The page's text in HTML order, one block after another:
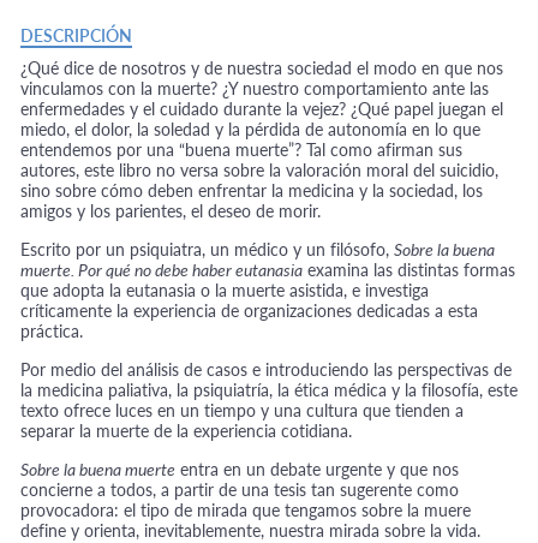
DESCRIPCIÓN
¿Qué dice de nosotros y de nuestra sociedad el modo en que nos
vinculamos con la muerte? ¿Y nuestro comportamiento ante las
enfermedades y el cuidado durante la vejez? ¿Qué papel juegan el
miedo, el dolor, la soledad y la pérdida de autonomía en lo que
entendemos por una “buena muerte”? Tal como afirman sus
autores, este libro no versa sobre la valoración moral del suicidio,
sino sobre cómo deben enfrentar la medicina y la sociedad, los
amigos y los parientes, el deseo de morir.
Escrito por un psiquiatra, un médico y un filósofo, Sobre la buena
muerte. Por qué no debe haber eutanasia examina las distintas formas
que adopta la eutanasia o la muerte asistida, e investiga
críticamente la experiencia de organizaciones dedicadas a esta
práctica.
Por medio del análisis de casos e introduciendo las perspectivas de
la medicina paliativa, la psiquiatría, la ética médica y la filosofía, este
texto ofrece luces en un tiempo y una cultura que tienden a
separar la muerte de la experiencia cotidiana.
Sobre la buena muerte entra en un debate urgente y que nos
concierne a todos, a partir de una tesis tan sugerente como
provocadora: el tipo de mirada que tengamos sobre la muere
define y orienta, inevitablemente, nuestra mirada sobre la vida.